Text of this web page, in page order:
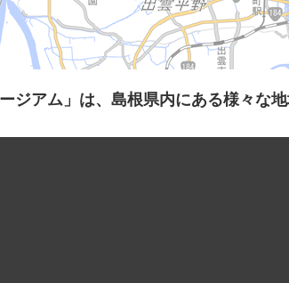
ジアム」は、島根県内にある様々な